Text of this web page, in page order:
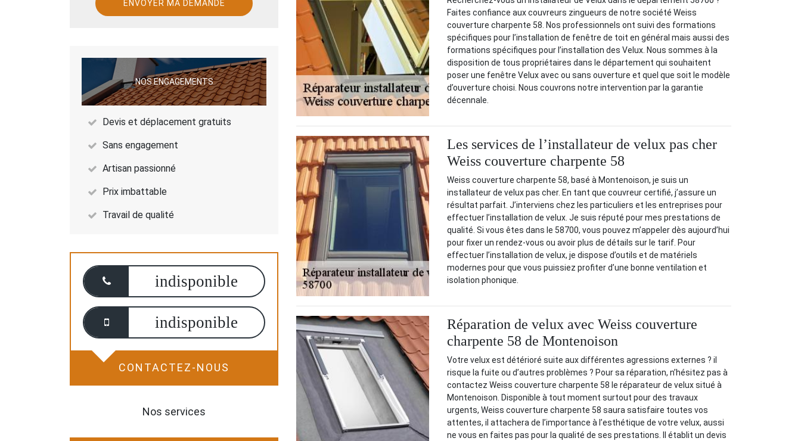
NOS ENGAGEMENTS
Devis et déplacement gratuits
Sans engagement
Artisan passionné
Prix imbattable
Travail de qualité
indisponible
indisponible
CONTACTEZ-NOUS
Nos services
Faites confiance aux couvreurs zingueurs de notre société Weiss
couverture charpente 58. Nos professionnels ont suivi des formations
spécifiques pour l’installation de fenêtre de toit en général mais aussi des
formations spécifiques pour l’installation des Velux. Nous sommes à la
disposition de tous propriétaires dans le département qui souhaitent
poser une fenêtre Velux avec ou sans ouverture et quel que soit le modèle
d’ouverture choisi. Nous couvrons notre intervention par la garantie
décennale.
Les services de l’installateur de velux pas cher
Weiss couverture charpente 58
Weiss couverture charpente 58, basé à Montenoison, je suis un
installateur de velux pas cher. En tant que couvreur certifié, j’assure un
résultat parfait. J’interviens chez les particuliers et les entreprises pour
effectuer l’installation de velux. Je suis réputé pour mes prestations de
qualité. Si vous êtes dans le 58700, vous pouvez m’appeler dès aujourd’hui
pour fixer un rendez-vous ou avoir plus de détails sur le tarif. Pour
effectuer l’installation de velux, je dispose d’outils et de matériels
modernes pour que vous puissiez profiter d’une bonne ventilation et
isolation phonique.
Réparation de velux avec Weiss couverture
charpente 58 de Montenoison
Votre velux est détérioré suite aux différentes agressions externes ? il
risque la fuite ou d’autres problèmes ? Pour sa réparation, n’hésitez pas à
contactez Weiss couverture charpente 58 le réparateur de velux situé à
Montenoison. Disponible à tout moment surtout pour des travaux
urgents, Weiss couverture charpente 58 saura satisfaire toutes vos
attentes, il attachera de l’importance à l’esthétique de votre velux, aussi
ne vous en faites pas pour la qualité de ses prestations. Il établit un devis